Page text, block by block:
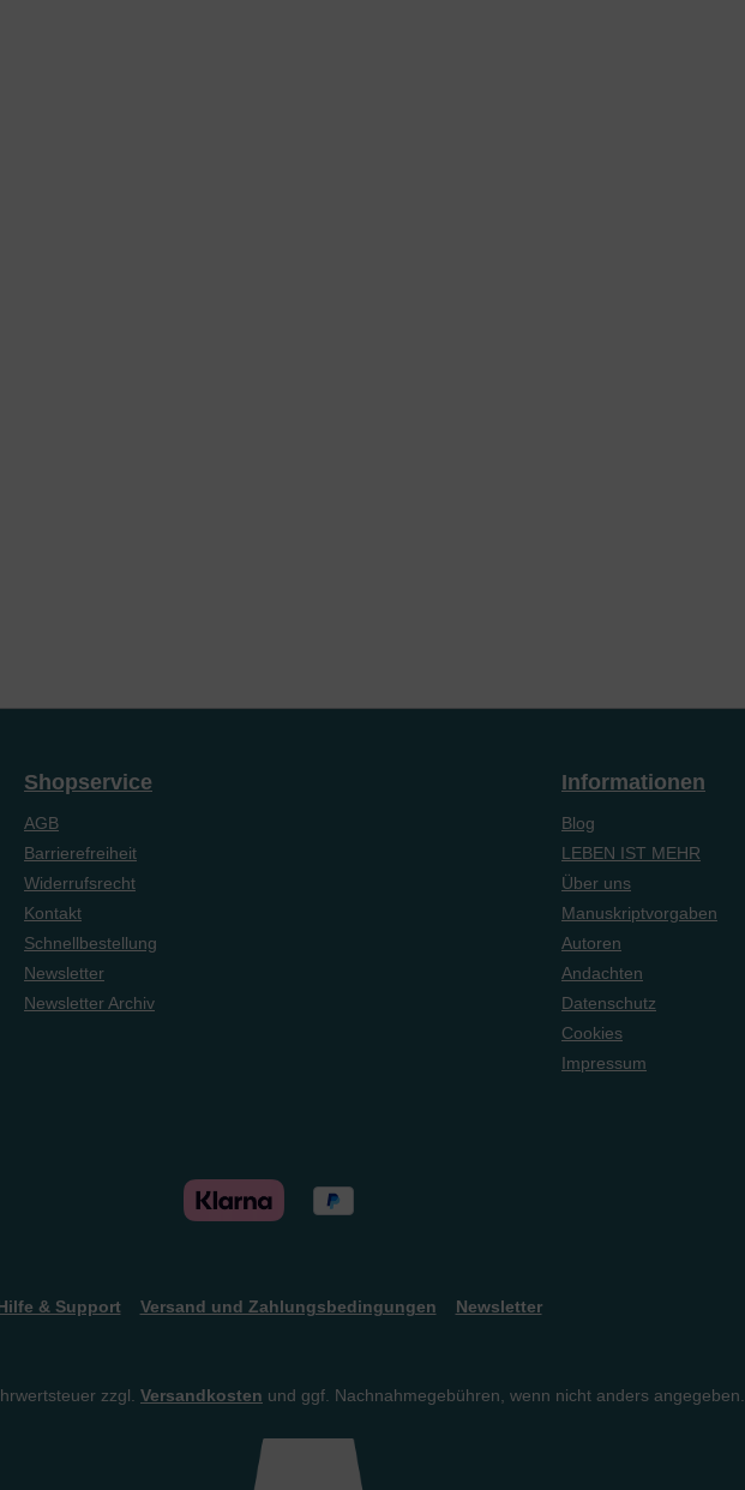
Shopservice
AGB
Barrierefreiheit
Widerrufsrecht
Kontakt
Schnellbestellung
Newsletter
Newsletter Archiv
Informationen
Blog
LEBEN IST MEHR
Über uns
Manuskriptvorgaben
Autoren
Andachten
Datenschutz
Cookies
Impressum
& Support Versand und Zahlungsbedingungen Newsletter
zzgl. Versandkosten und ggf. Nachnahmegebühren, wenn nicht anders angegeben.